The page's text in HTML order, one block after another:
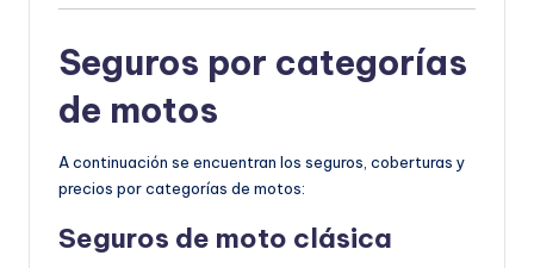
Seguros por categorías
de motos
A continuación se encuentran los seguros, coberturas y
precios por categorías de motos:
Seguros de moto clásica